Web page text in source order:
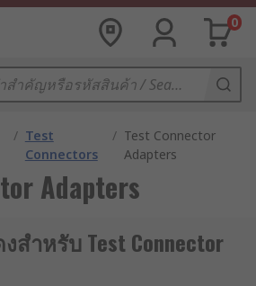
0
/ Test
Connectors
/ Test Connector
Adapters
Adapters
สำหรับ Test Connector